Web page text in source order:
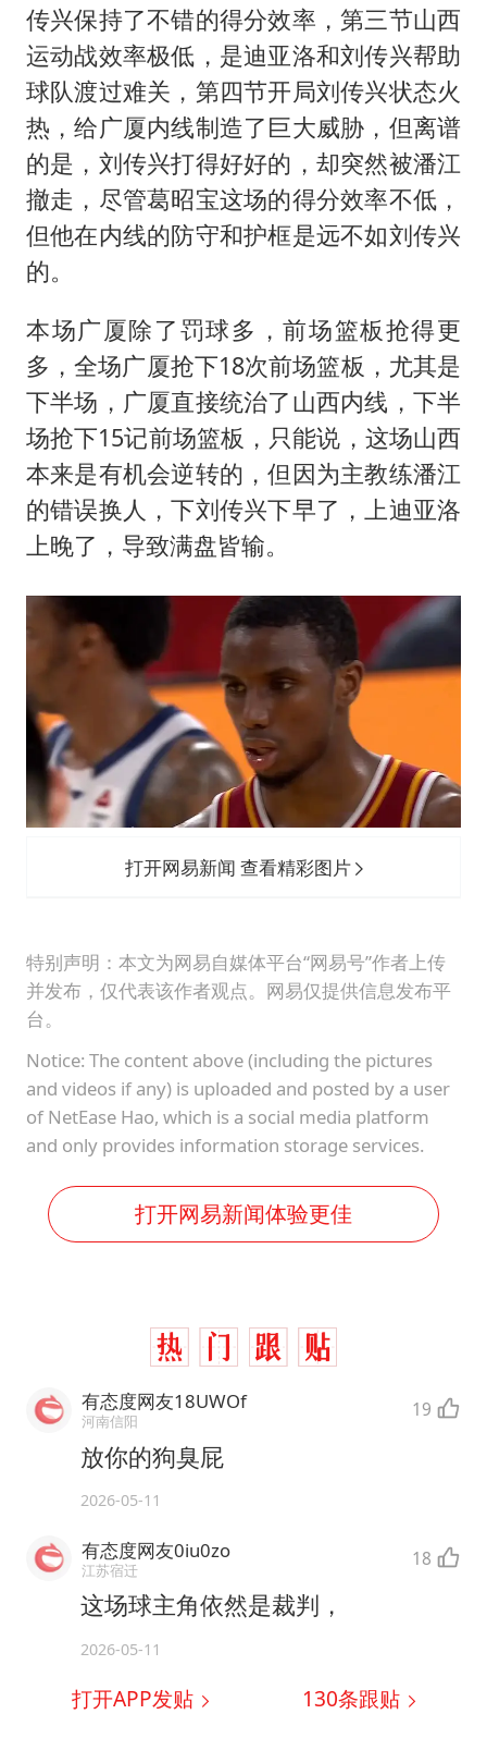
传兴保持了不错的得分效率，第三节山西
运动战效率极低，是迪亚洛和刘传兴帮助
球队渡过难关，第四节开局刘传兴状态火
热，给广厦内线制造了巨大威胁，但离谱
的是，刘传兴打得好好的，却突然被潘江
撤走，尽管葛昭宝这场的得分效率不低，
但他在内线的防守和护框是远不如刘传兴
的。
本场广厦除了罚球多，前场篮板抢得更
多，全场广厦抢下18次前场篮板，尤其是
下半场，广厦直接统治了山西内线，下半
场抢下15记前场篮板，只能说，这场山西
本来是有机会逆转的，但因为主教练潘江
的错误换人，下刘传兴下早了，上迪亚洛
上晚了，导致满盘皆输。
打开网易新闻 查看精彩图片
特别声明：本文为网易自媒体平台“网易号”作者上传
并发布，仅代表该作者观点。网易仅提供信息发布平
台。
Notice: The content above (including the pictures
and videos if any) is uploaded and posted by a user
of NetEase Hao, which is a social media platform
and only provides information storage services.
打开网易新闻体验更佳
有态度网友18UWOf
河南信阳 19
放你的狗臭屁
2026-05-11
有态度网友0iu0zo
江苏宿迁 18
这场球主角依然是裁判，
2026-05-11
打开APP发贴 130条跟贴